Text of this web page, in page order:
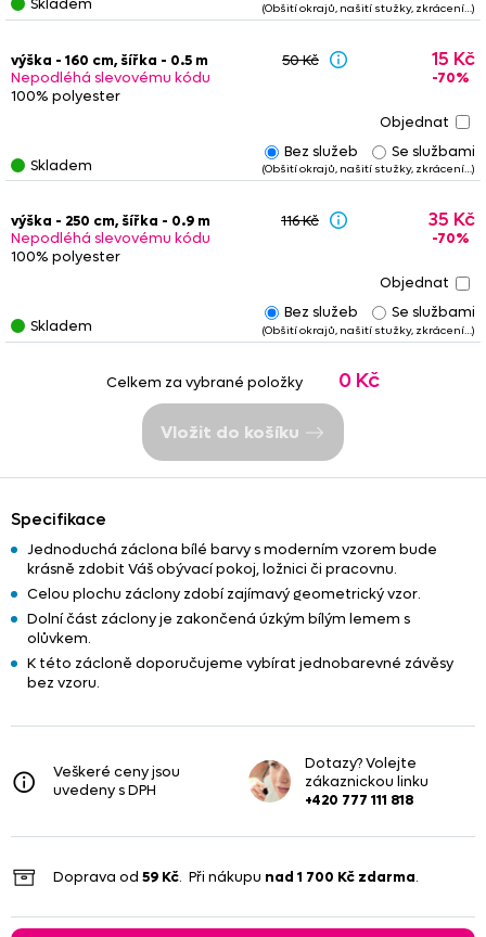
Skladem (Obšití okrajů, našití stužky, zkrácení…)
výška - 160 cm, šířka - 0.5 m
Nepodléhá slevovému kódu
100% polyester
50 Kč 15 Kč
-70%
Skladem
Bez služeb Se službami
(Obšití okrajů, našití stužky, zkrácení…)
výška - 250 cm, šířka - 0.9 m
Nepodléhá slevovému kódu
100% polyester
116 Kč 35 Kč
-70%
Skladem
Bez služeb Se službami
(Obšití okrajů, našití stužky, zkrácení…)
Celkem za vybrané položky 0 Kč
Vložit do košíku
Specifikace
Jednoduchá záclona bílé barvy s moderním vzorem bude
krásně zdobit Váš obývací pokoj, ložnici či pracovnu.
Celou plochu záclony zdobí zajímavý geometrický vzor.
Dolní část záclony je zakončená úzkým bílým lemem s
olůvkem.
K této zácloně doporučujeme vybírat jednobarevné závěsy
bez vzoru.
Veškeré ceny jsou
uvedeny s DPH
Dotazy? Volejte
zákaznickou linku
+420 777 111 818
Doprava od 59 Kč. Při nákupu nad 1 700 Kč zdarma.